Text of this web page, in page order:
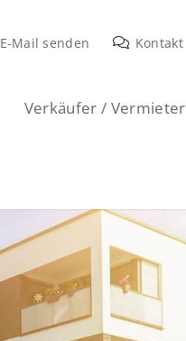
E-Mail senden Kontakt
Verkäufer / Vermieter